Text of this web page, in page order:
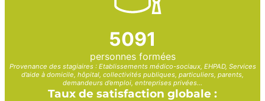
5091
personnes formées
Provenance des stagiaires : Etablissements médico-sociaux, EHPAD, Services
d’aide à domicile, hôpital, collectivités publiques, particuliers, parents,
demandeurs d’emploi, entreprises privées…
Taux de satisfaction globale :